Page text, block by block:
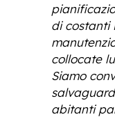
di costanti
collocate
Siamo
abitanti